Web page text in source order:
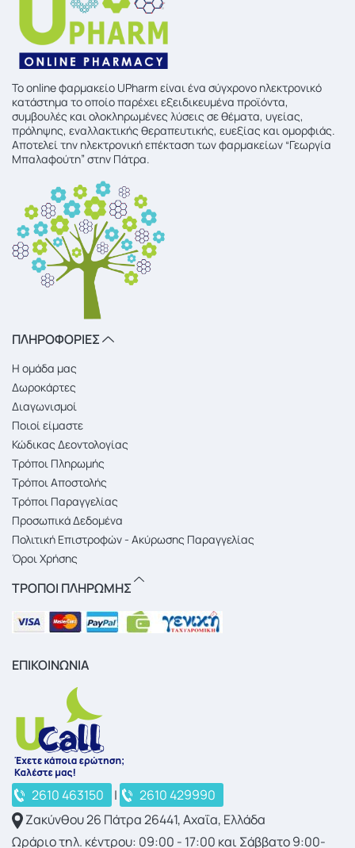
To online φαρμακείο UPharm είναι ένα σύγχρονο ηλεκτρονικό
κατάστημα το οποίο παρέχει εξειδικευμένα προϊόντα,
συμβουλές και ολοκληρωμένες λύσεις σε θέματα, υγείας,
πρόληψης, εναλλακτικής θεραπευτικής, ευεξίας και ομορφιάς.
Αποτελεί την ηλεκτρονική επέκταση των φαρμακείων “Γεωργία
Μπαλαφούτη” στην Πάτρα.
ΠΛΗΡΟΦΟΡΙΕΣ
Η ομάδα μας
Δωροκάρτες
Διαγωνισμοί
Ποιοί είμαστε
Κώδικας Δεοντολογίας
Τρόποι Πληρωμής
Τρόποι Αποστολής
Τρόποι Παραγγελίας
Προσωπικά Δεδομένα
Πολιτική Επιστροφών - Ακύρωσης Παραγγελίας
Όροι Χρήσης
ΤΡΟΠΟΙ ΠΛΗΡΩΜΗΣ
ΕΠΙΚΟΙΝΩΝΙΑ
2610 463150 |
2610 429990
Ζακύνθου 26 Πάτρα 26441, Αχαΐα, Ελλάδα
Ωράριο τηλ. κέντρου: 09:00 - 17:00 και Σάββατο 9:00-